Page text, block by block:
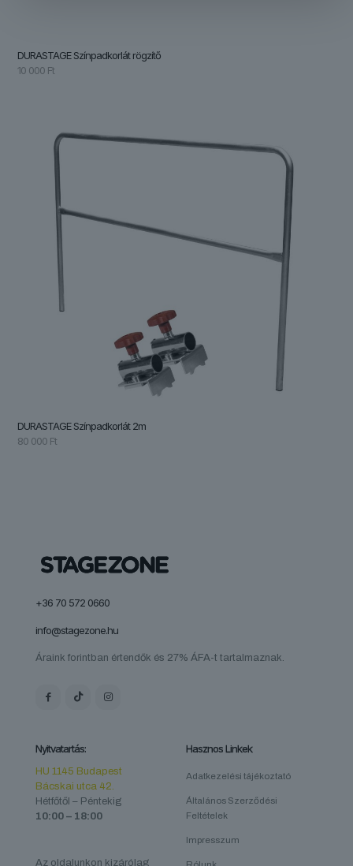
DURASTAGE Színpadkorlát rögzítő
10 000 Ft
DURASTAGE Színpadkorlát 2m
80 000 Ft
+36 70 572 0660
info@stagezone.hu
Áraink forintban értendők és 27% ÁFA-t tartalmaznak.
Nyitvatartás:
HU 1145 Budapest
Bácskai utca 42.
Hétfőtől – Péntekig
10:00 – 18:00
Az oldalunkon kizárólag
Hasznos Linkek
Adatkezelési tájékoztató
Általános Szerződési
Feltételek
Impresszum